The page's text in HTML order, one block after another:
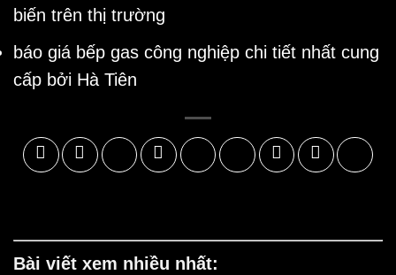
biến trên thị trường
báo giá bếp gas công nghiệp chi tiết nhất cung
cấp bởi Hà Tiên
Bài viết xem nhiều nhất: